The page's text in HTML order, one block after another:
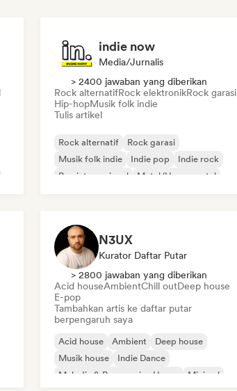
indie now
Media/Jurnalis
> 2400 jawaban yang diberikan
Rock alternatifRock elektronikRock garasi
Hip-hopMusik folk indie
Tulis artikel
Rock alternatif
Rock garasi
Musik folk indie
Indie pop
Indie rock
Rap internasional
Metal/Heavy metal
N3UX
Kurator Daftar Putar
> 2800 jawaban yang diberikan
Acid houseAmbientChill outDeep house
E-pop
Tambahkan artis ke daftar putar
berpengaruh saya
Acid house Ambient
Deep house
Musik house
Indie Dance
Melodic & Progressive House
Minimal